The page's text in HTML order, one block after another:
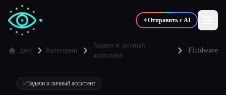
✦Отправить с AI
дом Категории
Задачи и личный
ассистент
Fluidwave
✅Задачи и личный ассистент